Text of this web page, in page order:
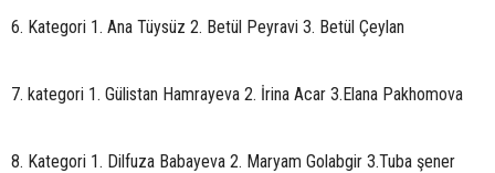
6. Kategori 1. Ana Tüysüz 2. Betül Peyravi 3. Betül Çeylan
7. kategori 1. Gülistan Hamrayeva 2. İrina Acar 3.Elana Pakhomova
8. Kategori 1. Dilfuza Babayeva 2. Maryam Golabgir 3.Tuba şener